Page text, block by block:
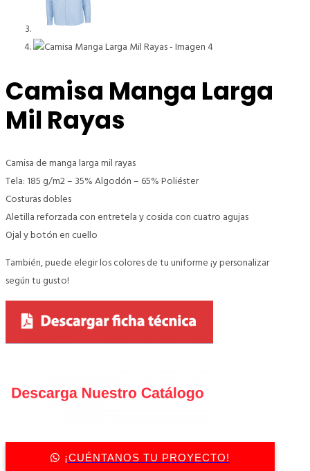
Camisa Manga Larga
Mil Rayas
Camisa de manga larga mil rayas
Tela: 185 g/m2 – 35% Algodón – 65% Poliéster
Costuras dobles
Aletilla reforzada con entretela y cosida con cuatro agujas
Ojal y botón en cuello
También, puede elegir los colores de tu uniforme ¡y personalizar
según tu gusto!
¡CUÉNTANOS TU PROYECTO!